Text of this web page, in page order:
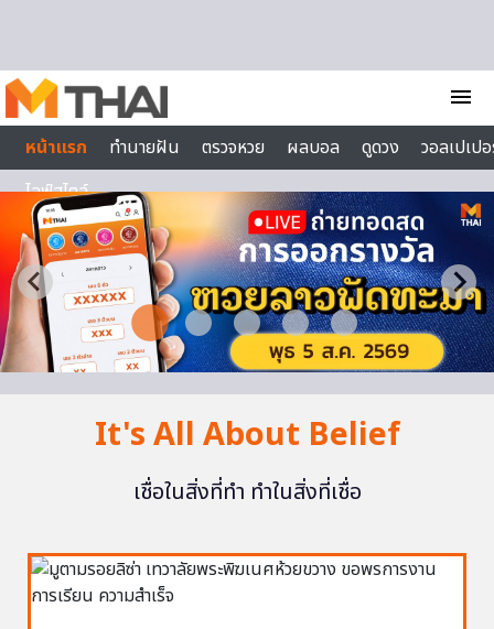
menu
หน้าแรก
ทำนายฝัน ตรวจหวย ผลบอล ดูดวง
วอลเปเป
ไลฟ์สไตล์
It's All About Belief
เชื่อในสิ่งที่ทำ ทำในสิ่งที่เชื่อ